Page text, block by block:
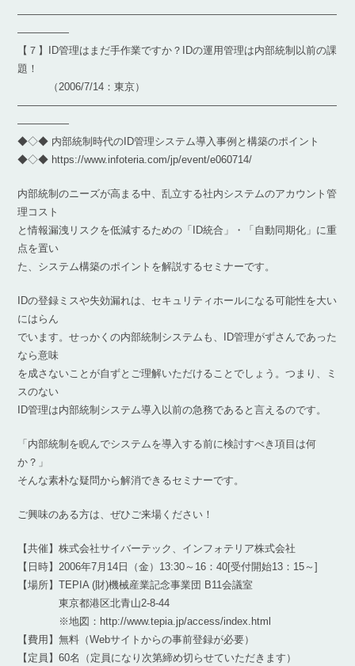
―――――――――――――――――――――――――――――――
―――――
【７】ID管理はまだ手作業ですか？IDの運用管理は内部統制以前の課
題！
（2006/7/14：東京）
―――――――――――――――――――――――――――――――
―――――
◆◇◆ 内部統制時代のID管理システム導入事例と構築のポイント
◆◇◆ https://www.infoteria.com/jp/event/e060714/
内部統制のニーズが高まる中、乱立する社内システムのアカウント管
理コスト
と情報漏洩リスクを低減するための「ID統合」・「自動同期化」に重
点を置い
た、システム構築のポイントを解説するセミナーです。
IDの登録ミスや失効漏れは、セキュリティホールになる可能性を大い
にはらん
でいます。せっかくの内部統制システムも、ID管理がずさんであった
なら意味
を成さないことが自ずとご理解いただけることでしょう。つまり、ミ
スのない
ID管理は内部統制システム導入以前の急務であると言えるのです。
「内部統制を睨んでシステムを導入する前に検討すべき項目は何
か？」
そんな素朴な疑問から解消できるセミナーです。
ご興味のある方は、ぜひご来場ください！
【共催】株式会社サイバーテック、インフォテリア株式会社
【日時】2006年7月14日（金）13:30～16：40[受付開始13：15～]
【場所】TEPIA (財)機械産業記念事業団 B11会議室
東京都港区北青山2-8-44
※地図：http://www.tepia.jp/access/index.html
【費用】無料（Webサイトからの事前登録が必要）
【定員】60名（定員になり次第締め切らせていただきます）